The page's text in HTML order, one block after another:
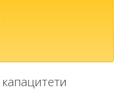
капацитети